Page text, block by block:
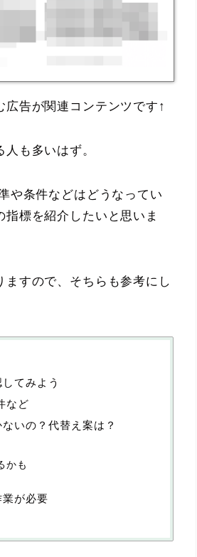
告が関連コンテンツです↑
も多いはず。
や条件などはどうなってい
標を紹介したいと思いま
ますので、そちらも参考にし
てみよう
など
いの？代替え案は？
かも
が必要